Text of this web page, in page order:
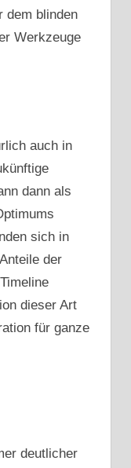
dem blinden
Werkzeuge
auch in
dann als
sich in
der
dieser Art
für ganze
deutlicher